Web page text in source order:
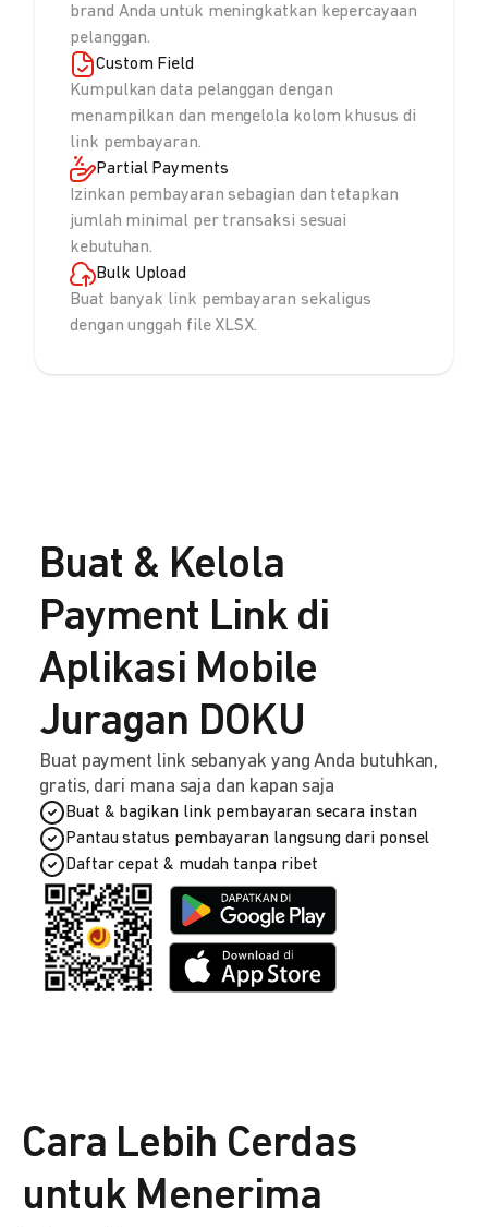
brand Anda untuk meningkatkan kepercayaan
pelanggan.
Custom Field
Kumpulkan data pelanggan dengan
menampilkan dan mengelola kolom khusus di
link pembayaran.
Partial Payments
Izinkan pembayaran sebagian dan tetapkan
jumlah minimal per transaksi sesuai
kebutuhan.
Bulk Upload
Buat banyak link pembayaran sekaligus
dengan unggah file XLSX.
Buat & Kelola
Payment Link di
Aplikasi Mobile
Juragan DOKU
Buat payment link sebanyak yang Anda butuhkan,
gratis, dari mana saja dan kapan saja
Buat & bagikan link pembayaran secara instan
Pantau status pembayaran langsung dari ponsel
Daftar cepat & mudah tanpa ribet
Cara Lebih Cerdas
untuk Menerima